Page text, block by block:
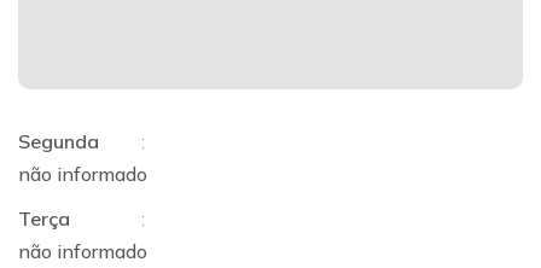
Segunda
:
não informado
Terça
:
não informado